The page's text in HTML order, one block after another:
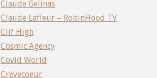
Claude Gelinas
Claude Lafleur – RobinHood TV
Clif High
Cosmic Agency
Covid World
Crèvecoeur